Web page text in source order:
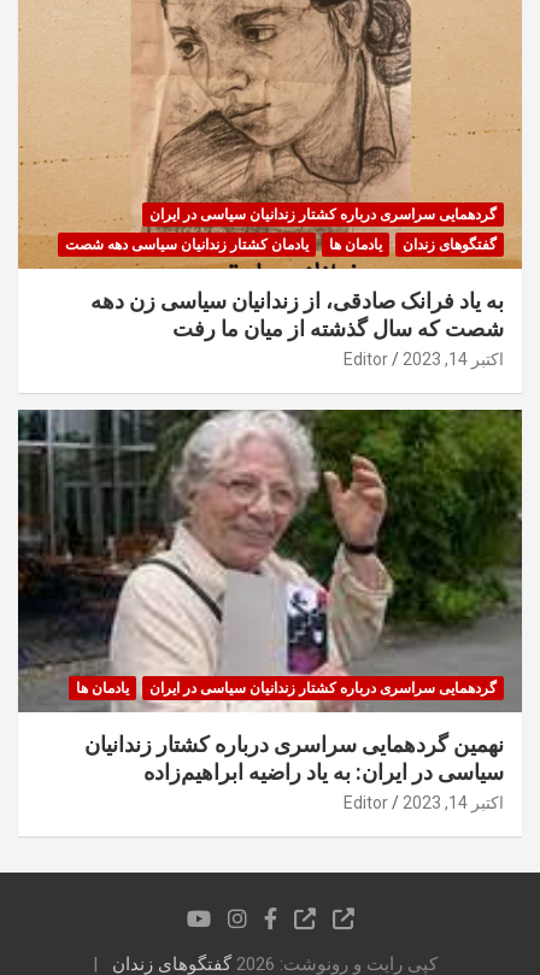
گردهمایی سراسری درباره کشتار زندانیان سیاسی در ایران
گفتگوهای زندان
یادمان ها یادمان کشتار زندانیان سیاسی دهه شصت
به یاد فرانک صادقی، از زندانیان سیاسی زن دهه
شصت که سال گذشته از میان ما رفت
اکتبر 14, 2023 Editor
گردهمایی سراسری درباره کشتار زندانیان سیاسی در ایران یادمان ها
نهمین گردهمایی سراسری درباره کشتار زندانیان
سیاسی در ایران: به یاد راضیه ابراهیم‌زاده
اکتبر 14, 2023 Editor
کپی رایت و رونوشت: 2026 گفتگوهای زندان